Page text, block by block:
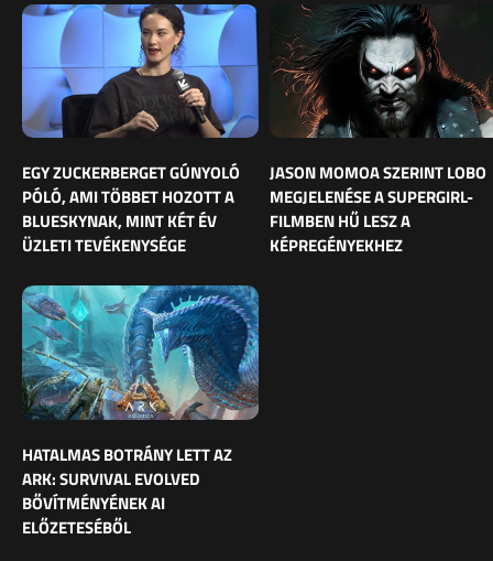
EGY ZUCKERBERGET GÚNYOLÓ
PÓLÓ, AMI TÖBBET HOZOTT A
BLUESKYNAK, MINT KÉT ÉV
ÜZLETI TEVÉKENYSÉGE
JASON MOMOA SZERINT LOBO
MEGJELENÉSE A SUPERGIRL-
FILMBEN HŰ LESZ A
KÉPREGÉNYEKHEZ
HATALMAS BOTRÁNY LETT AZ
ARK: SURVIVAL EVOLVED
BŐVÍTMÉNYÉNEK AI
ELŐZETESÉBŐL